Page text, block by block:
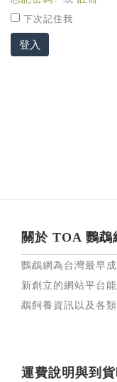
下次記住我
登入
關於 TOA 鸚鵡
鸚鵡網為台灣最早
新創立的網站平台
鵡飼養資訊以及各
運費說明與到貨